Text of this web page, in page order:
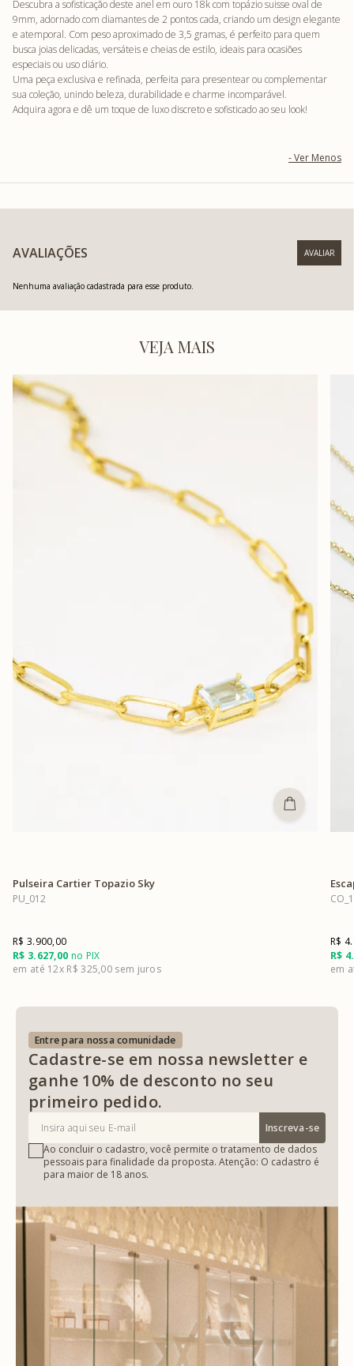
Descubra a sofisticação deste anel em ouro 18k com topázio suisse oval de
9mm, adornado com diamantes de 2 pontos cada, criando um design elegante
e atemporal. Com peso aproximado de 3,5 gramas, é perfeito para quem
busca joias delicadas, versáteis e cheias de estilo, ideais para ocasiões
especiais ou uso diário.
Uma peça exclusiva e refinada, perfeita para presentear ou complementar
sua coleção, unindo beleza, durabilidade e charme incomparável.
Adquira agora e dê um toque de luxo discreto e sofisticado ao seu look!
AVALIAÇÕES
Nenhuma avaliação cadastrada para esse produto.
VEJA MAIS
Pulseira Cartier Topazio Sky
PU_012
R$ 3.627,00 no PIX
R$ 3.900,00
12x R$ 325,00
R$
R$
Entre para nossa comunidade
Cadastre-se em nossa newsletter e
ganhe 10% de desconto no seu
primeiro pedido.
Inscreva-se
Ao concluir o cadastro, você permite o tratamento de dados
pessoais para finalidade da proposta. Atenção: O cadastro é
para maior de 18 anos.